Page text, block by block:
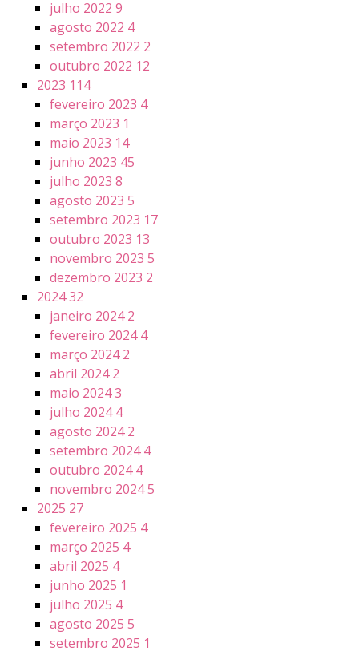
julho 2022 9
agosto 2022 4
setembro 2022 2
outubro 2022 12
2023 114
fevereiro 2023 4
março 2023 1
maio 2023 14
junho 2023 45
julho 2023 8
agosto 2023 5
setembro 2023 17
outubro 2023 13
novembro 2023 5
dezembro 2023 2
202432
janeiro 20242
fevereiro 20244
março 20242
abril 20242
maio 20243
julho 20244
agosto 20242
setembro 20244
outubro 20244
novembro 20245
2025 27
fevereiro 2025 4
março 2025 4
abril 2025 4
junho 2025 1
julho 2025 4
agosto 2025 5
setembro 2025 1